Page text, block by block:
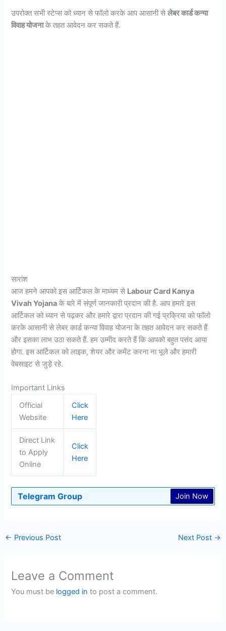
उपरोक्त सभी स्टेप्स को ध्यान से फॉलो करके आप आसानी सेलेबर कार्ड कन्या
विवाह योजनाके तहत आवेदन कर सकते हैं.
सारांश
आज हमने आपको इस आर्टिकल के माध्यम से Labour Card Kanya
Vivah Yojana के बारे में संपूर्ण जानकारी प्रदान की है. आप हमारे इस
आर्टिकल को ध्यान से पढ़कर और हमारे द्वारा प्रदान की गई प्रक्रिया को फॉलो
करके आसानी से लेबर कार्ड कन्या विवाह योजना के तहत आवेदन कर सकते हैं
और इसका लाभ उठा सकते हैं. हम उम्मीद करते हैं कि आपको बहुत पसंद आया
होगा. इस आर्टिकल को लाइक, शेयर और कमेंट करना ना भूले और हमारी
वेबसाइट से जुड़े रहे.
Important Links
Official
Website
Click
Here
Direct Link
to Apply
Online
Click
Here
Telegram Group Join Now
← Previous Post Next Post →
Leave a Comment
You must be logged in to post a comment.